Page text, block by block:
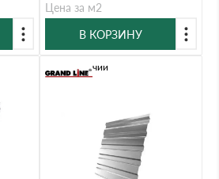
Цена за м2
В КОРЗИНУ
В наличии